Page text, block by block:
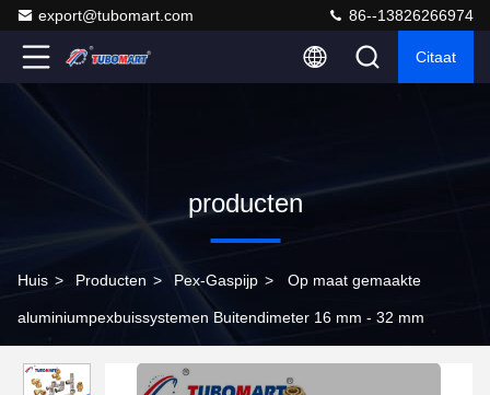
export@tubomart.com 86--13826266974
Citaat
producten
Huis > Producten > Pex-Gaspijp > Op maat gemaakte
aluminiumpexbuissystemen Buitendimeter 16 mm - 32 mm